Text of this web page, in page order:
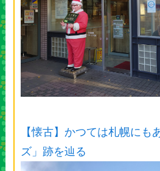
【懐古】かつては札幌にも
ズ」跡を辿る